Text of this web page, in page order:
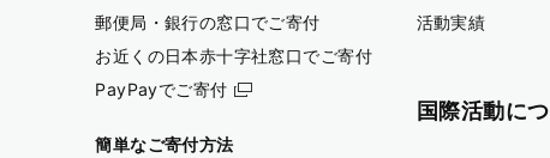
郵便局・銀行の窓口でご寄付
お近くの日本赤十字社窓口でご寄付
PayPayでご寄付
簡単なご寄付方法
活動実績
国際活動に